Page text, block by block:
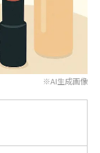
※AI生成画像